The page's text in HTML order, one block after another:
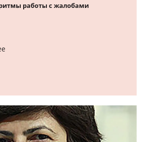
работы с жалобами